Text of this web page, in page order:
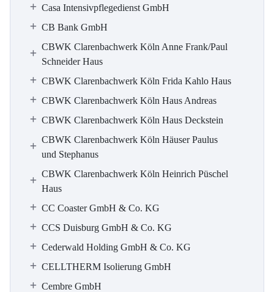
Casa Intensivpflegedienst GmbH
CB Bank GmbH
CBWK Clarenbachwerk Köln Anne Frank/Paul
Schneider Haus
CBWK Clarenbachwerk Köln Frida Kahlo Haus
CBWK Clarenbachwerk Köln Haus Andreas
CBWK Clarenbachwerk Köln Haus Deckstein
CBWK Clarenbachwerk Köln Häuser Paulus
und Stephanus
CBWK Clarenbachwerk Köln Heinrich Püschel
Haus
CC Coaster GmbH & Co. KG
CCS Duisburg GmbH & Co. KG
Cederwald Holding GmbH & Co. KG
CELLTHERM Isolierung GmbH
Cembre GmbH